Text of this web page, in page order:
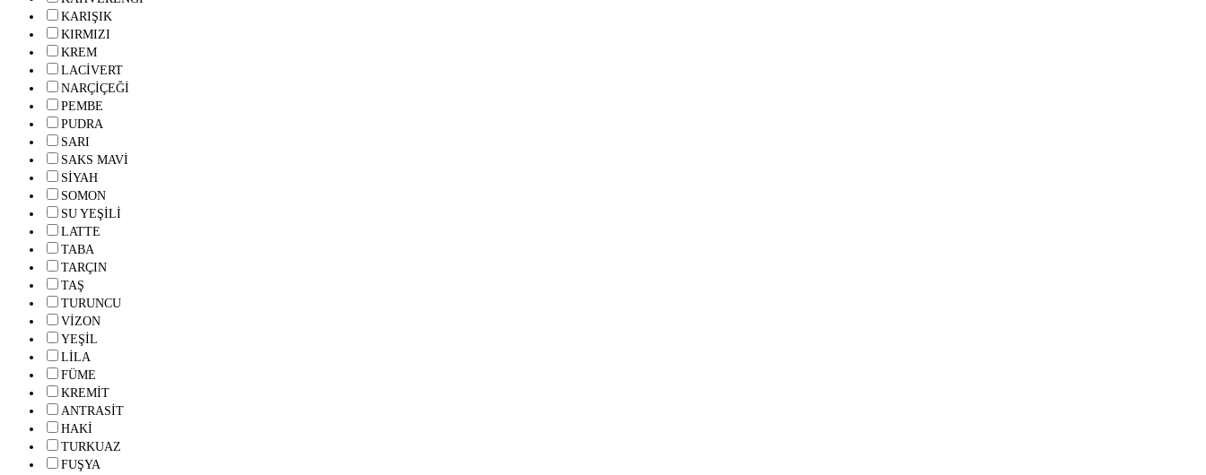
KARIŞIK
KIRMIZI
KREM
LACİVERT
NARÇİÇEĞİ
PEMBE
PUDRA
SARI
SAKS MAVİ
SİYAH
SOMON
SU YEŞİLİ
LATTE
TABA
TARÇIN
TAŞ
TURUNCU
VİZON
YEŞİL
LİLA
FÜME
KREMİT
ANTRASİT
HAKİ
TURKUAZ
FUŞYA